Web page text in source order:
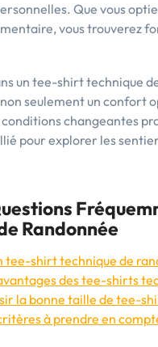
Que vous
vous trouverez
un tee-shirt technique
non seulement un confort
changeantes
pour explorer les
Randonnée
tee-shirt technique de
des tee-shirts
la bonne taille de tee-
à prendre en